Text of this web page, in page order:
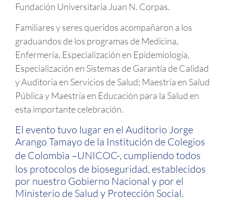
Fundación Universitaria Juan N. Corpas.
Familiares y seres queridos acompañaron a los
graduandos de los programas de Medicina,
Enfermería, Especialización en Epidemiología,
Especialización en Sistemas de Garantía de Calidad
y Auditoria en Servicios de Salud; Maestría en Salud
Pública y Maestría en Educación para la Salud en
esta importante celebración.
El evento tuvo lugar en el Auditorio Jorge
Arango Tamayo de la Institución de Colegios
de Colombia –UNICOC-, cumpliendo todos
los protocolos de bioseguridad, establecidos
por nuestro Gobierno Nacional y por el
Ministerio de Salud y Protección Social.